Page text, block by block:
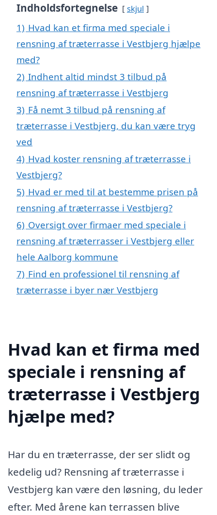
Indholdsfortegnelse skjul
1) Hvad kan et firma med speciale i
rensning af træterrasse i Vestbjerg hjælpe
med?
2) Indhent altid mindst 3 tilbud på
rensning af træterrasse i Vestbjerg
3) Få nemt 3 tilbud på rensning af
træterrasse i Vestbjerg, du kan være tryg
ved
4) Hvad koster rensning af træterrasse i
Vestbjerg?
5) Hvad er med til at bestemme prisen på
rensning af træterrasse i Vestbjerg?
6) Oversigt over firmaer med speciale i
rensning af træterrasser i Vestbjerg eller
hele Aalborg kommune
7) Find en professionel til rensning af
træterrasse i byer nær Vestbjerg
Hvad kan et firma med
speciale i rensning af
træterrasse i Vestbjerg
hjælpe med?
Har du en træterrasse, der ser slidt og
kedelig ud? Rensning af træterrasse i
Vestbjerg kan være den løsning, du leder
efter. Med årene kan terrassen blive